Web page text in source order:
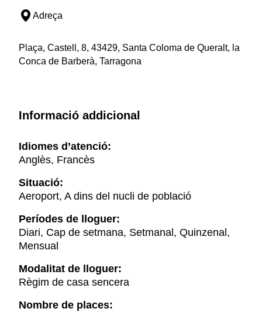
Adreça
Plaça, Castell, 8, 43429, Santa Coloma de Queralt, la
Conca de Barberà, Tarragona
Informació addicional
Idiomes d’atenció:
Anglès, Francès
Situació:
Aeroport, A dins del nucli de població
Períodes de lloguer:
Diari, Cap de setmana, Setmanal, Quinzenal,
Mensual
Modalitat de lloguer:
Règim de casa sencera
Nombre de places: